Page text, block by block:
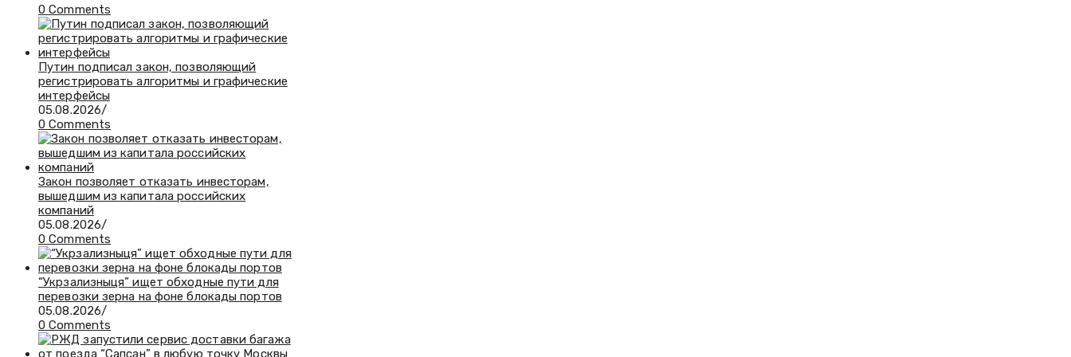
0 Comments
Путин подписал закон, позволяющий
регистрировать алгоритмы и графические
интерфейсы
05.08.2026/
0 Comments
Закон позволяет отказать инвесторам,
вышедшим из капитала российских
компаний
05.08.2026/
0 Comments
“Укрзализныця” ищет обходные пути для
перевозки зерна на фоне блокады портов
05.08.2026/
0 Comments